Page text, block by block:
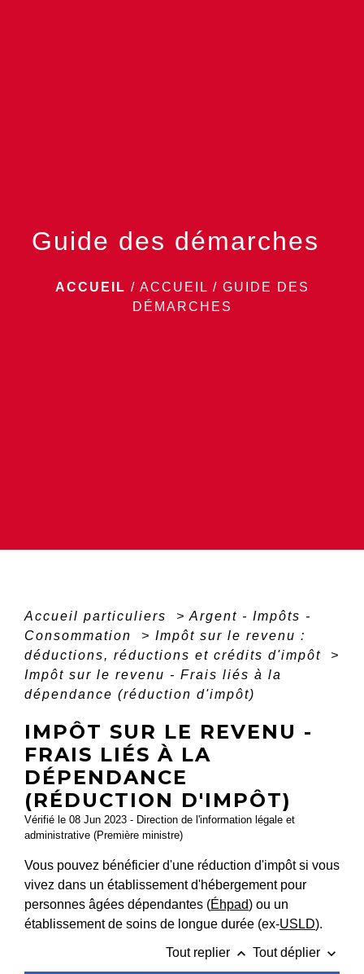
Guide des démarches
ACCUEIL / ACCUEIL / GUIDE DES
DÉMARCHES
Accueil particuliers > Argent - Impôts -
Consommation
> Impôt sur le revenu :
déductions, réductions et crédits d'impôt
>
Impôt sur le revenu - Frais liés à la
dépendance (réduction d'impôt)
IMPÔT SUR LE REVENU -
FRAIS LIÉS À LA
DÉPENDANCE
(RÉDUCTION D'IMPÔT)
Vérifié le 08 Jun 2023 - Direction de l'information légale et
administrative (Première ministre)
Vous pouvez bénéficier d'une réduction d'impôt si vous
vivez dans un établissement d'hébergement pour
personnes âgées dépendantes (Éhpad) ou un
établissement de soins de longue durée (ex-USLD).
Tout replier keyboard_arrow_up Tout déplier keyboard_arrow_down